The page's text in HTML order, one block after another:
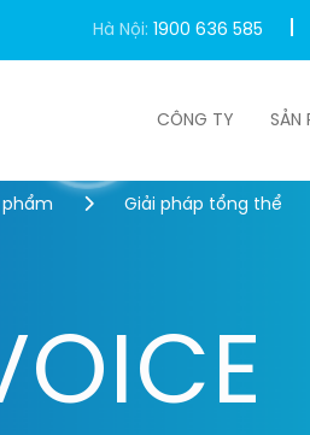
Hà Nội: 1900 636 585
CÔNG TY SẢN
phẩm Giải pháp tổng thể